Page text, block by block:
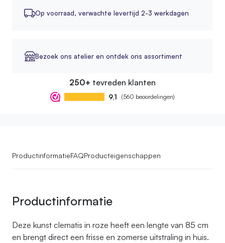
Op voorraad, verwachte levertijd 2-3 werkdagen
Bezoek ons atelier en ontdek ons assortiment
250+ tevreden klanten
9,1 (560 beoordelingen)
ProductinformatieFAQProducteigenschappen
Productinformatie
Deze kunst clematis in roze heeft een lengte van 85 cm
en brengt direct een frisse en zomerse uitstraling in huis.